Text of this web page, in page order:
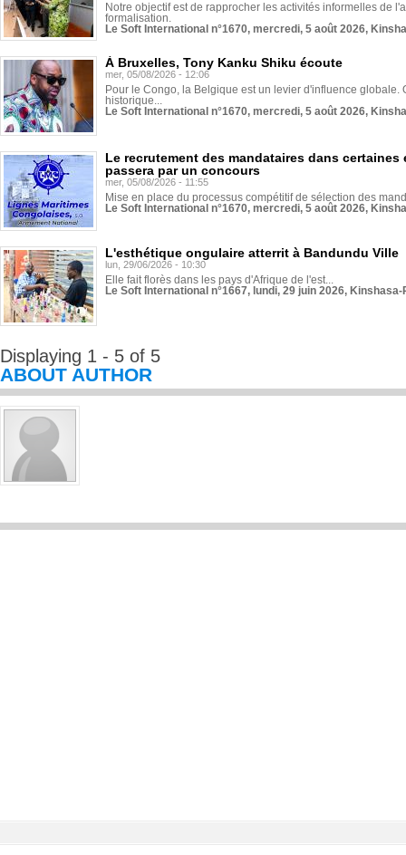
Notre objectif est de rapprocher les activités informelles de
formalisation.
Le Soft International n°1670, mercredi, 5 août 2026,
À Bruxelles, Tony Kanku Shiku écoute
mer, 05/08/2026 - 12:06
Pour le Congo, la Belgique est un levier d'influence globale.
historique...
Le Soft International n°1670, mercredi, 5 août 2026,
Le recrutement des mandataires dans
passera par un concours
mer, 05/08/2026 - 11:55
Mise en place du processus compétitif de sélection des
Le Soft International n°1670, mercredi, 5 août 2026,
L'esthétique ongulaire atterrit à Bandundu Ville
lun, 29/06/2026 - 10:30
Elle fait florès dans les pays d'Afrique de l'est...
Le Soft International n°1667, lundi, 29 juin 2026,
Displaying 1 - 5 of 5
ABOUT AUTHOR